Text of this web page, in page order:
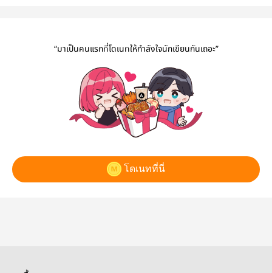
“มาเป็นคนแรกที่โดเนทให้กำลังใจนักเขียนกันเถอะ”
โดเนทที่นี่